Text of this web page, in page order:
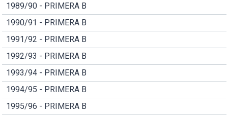
1989/90 - PRIMERA B
1990/91 - PRIMERA B
1991/92 - PRIMERA B
1992/93 - PRIMERA B
1993/94 - PRIMERA B
1994/95 - PRIMERA B
1995/96 - PRIMERA B